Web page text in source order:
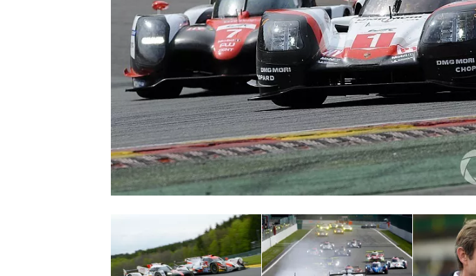
NASCAR CUP